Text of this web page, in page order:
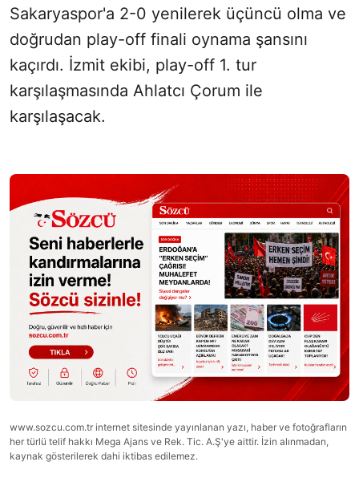
Sakaryaspor'a 2-0 yenilerek üçüncü olma ve
doğrudan play-off finali oynama şansını
kaçırdı. İzmit ekibi, play-off 1. tur
karşılaşmasında Ahlatcı Çorum ile
karşılaşacak.
www.sozcu.com.tr internet sitesinde yayınlanan yazı, haber ve fotoğrafların
her türlü telif hakkı Mega Ajans ve Rek. Tic. A.Ş'ye aittir. İzin alınmadan,
kaynak gösterilerek dahi iktibas edilemez.